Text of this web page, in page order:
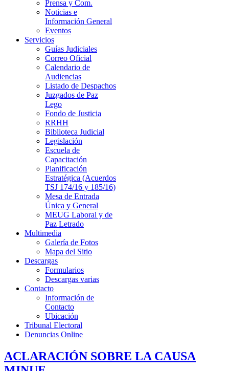
Prensa y Com.
Noticias e
Información General
Eventos
Servicios
Guías Judiciales
Correo Oficial
Calendario de
Audiencias
Listado de Despachos
Juzgados de Paz
Lego
Fondo de Justicia
RRHH
Biblioteca Judicial
Legislación
Escuela de
Capacitación
Planificación
Estratégica (Acuerdos
TSJ 174/16 y 185/16)
Mesa de Entrada
Única y General
MEUG Laboral y de
Paz Letrado
Multimedia
Galería de Fotos
Mapa del Sitio
Descargas
Formularios
Descargas varias
Contacto
Información de
Contacto
Ubicación
Tribunal Electoral
Denuncias Online
ACLARACIÓN SOBRE LA CAUSA